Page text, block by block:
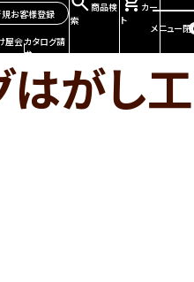
お客様登録
屋会カタログ請
求
商品検
索
カー
ト
メニュー閉
はがし工